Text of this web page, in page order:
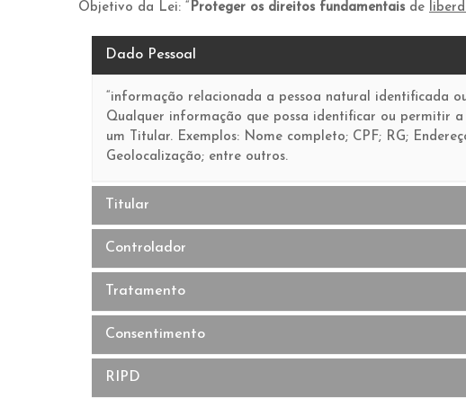
Objetivo da Lei: “ Proteger os direitos fundamentaisde
Dado Pessoal
“informação relacionada a pessoa natural identificada
Qualquer informação que possa identificar ou permitir
um Titular. Exemplos: Nome completo; CPF; RG;
Geolocalização; entre outros.
Titular
Controlador
Tratamento
Consentimento
RIPD